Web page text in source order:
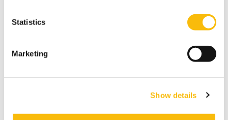
Statistics
Marketing
Show details